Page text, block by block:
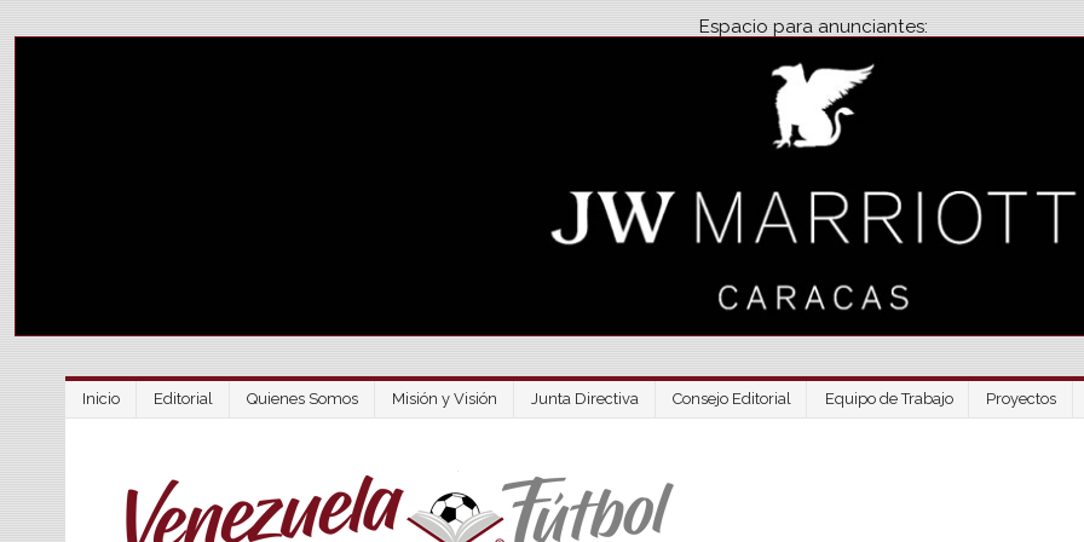
Espacio para anunciantes:
Inicio Editorial Quienes Somos Misión y Visión Junta Directiva Consejo Editorial Equipo de Trabajo Proyectos